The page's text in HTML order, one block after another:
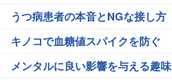
うつ病患者の本音とNGな接し方
キノコで血糖値スパイクを防ぐ
メンタルに良い影響を与える趣味